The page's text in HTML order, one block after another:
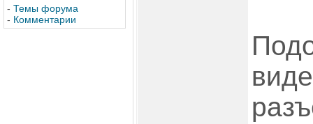
- Темы форума
- Комментарии